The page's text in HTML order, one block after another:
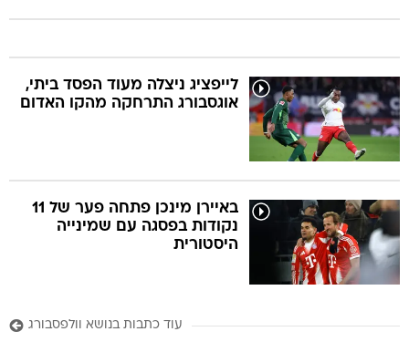
לייפציג ניצלה מעוד הפסד ביתי,
אוגסבורג התרחקה מהקו האדום
באיירן מינכן פתחה פער של 11
נקודות בפסגה עם שמינייה
היסטורית
עוד כתבות בנושא וולפסבורג